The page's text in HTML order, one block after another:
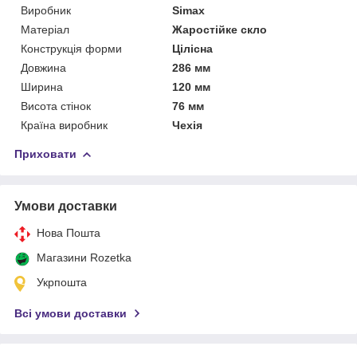
Виробник
Simax
Матеріал
Жаростійке скло
Конструкція форми
Цілісна
Довжина
286 мм
Ширина
120 мм
Висота стінок
76 мм
Країна виробник
Чехія
Приховати
Умови доставки
Нова Пошта
Магазини Rozetka
Укрпошта
Всі умови доставки